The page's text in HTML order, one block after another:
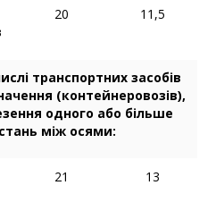
20 11,5
транспортних засобів
(контейнеровозів),
одного або більше
між осями:
21 13